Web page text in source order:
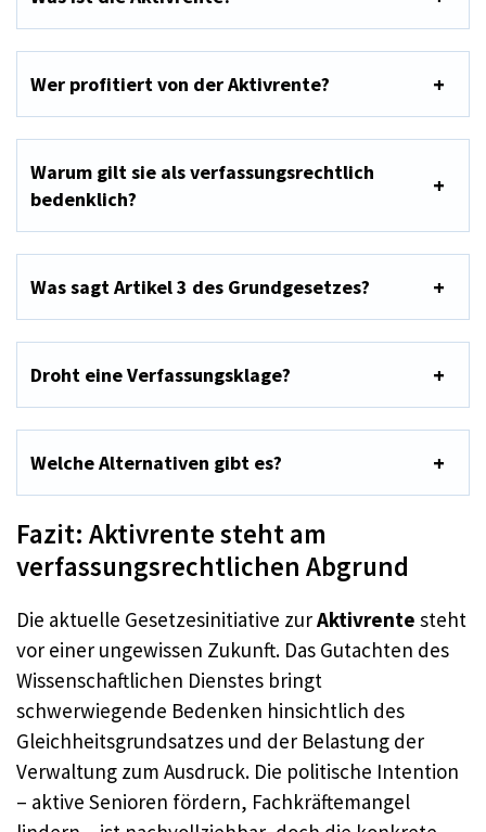
Wer profitiert von der Aktivrente?
Warum gilt sie als verfassungsrechtlich
bedenklich?
Was sagt Artikel 3 des Grundgesetzes?
Droht eine Verfassungsklage?
Welche Alternativen gibt es?
Fazit: Aktivrente steht am
verfassungsrechtlichen Abgrund
Die aktuelle Gesetzesinitiative zurAktivrente steht
vor einer ungewissen Zukunft. Das Gutachten des
Wissenschaftlichen Dienstes bringt
schwerwiegende Bedenken hinsichtlich des
Gleichheitsgrundsatzes und der Belastung der
Verwaltung zum Ausdruck. Die politische Intention
– aktive Senioren fördern, Fachkräftemangel